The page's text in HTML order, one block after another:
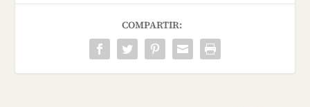
COMPARTIR: